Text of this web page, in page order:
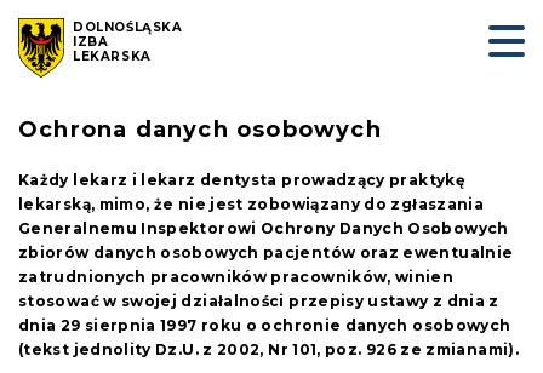
DOLNOŚLĄSKA
IZBA
LEKARSKA
Ochrona danych osobowych
Każdy lekarz i lekarz dentysta prowadzący praktykę
lekarską, mimo, że nie jest zobowiązany do zgłaszania
Generalnemu Inspektorowi Ochrony Danych Osobowych
zbiorów danych osobowych pacjentów oraz ewentualnie
zatrudnionych pracowników pracowników, winien
stosować w swojej działalności przepisy ustawy z dnia z
dnia 29 sierpnia 1997 roku o ochronie danych osobowych
(tekst jednolity Dz.U. z 2002, Nr 101, poz. 926 ze zmianami).